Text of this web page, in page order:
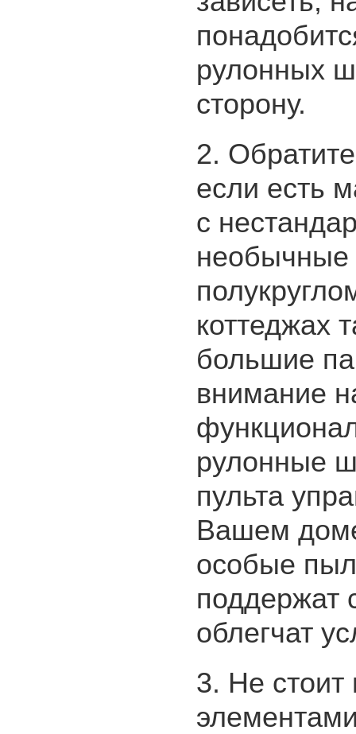
рулонных
сторону.
2.
если есть
с
необычные
коттеджах
большие
внимание
рулонные
пульта
Вашем
особые
поддержат
облегчат
3. Не